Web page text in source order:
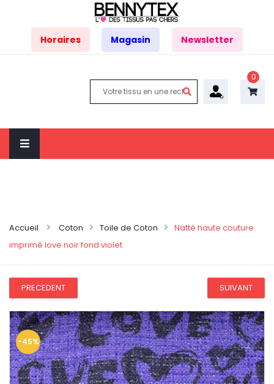
Horaires Magasin Newsletter
0
Accueil Coton Toile de Coton
Natté haute couture
imprimé love noir fond violet
PRECEDENT SUIVANT
-45%